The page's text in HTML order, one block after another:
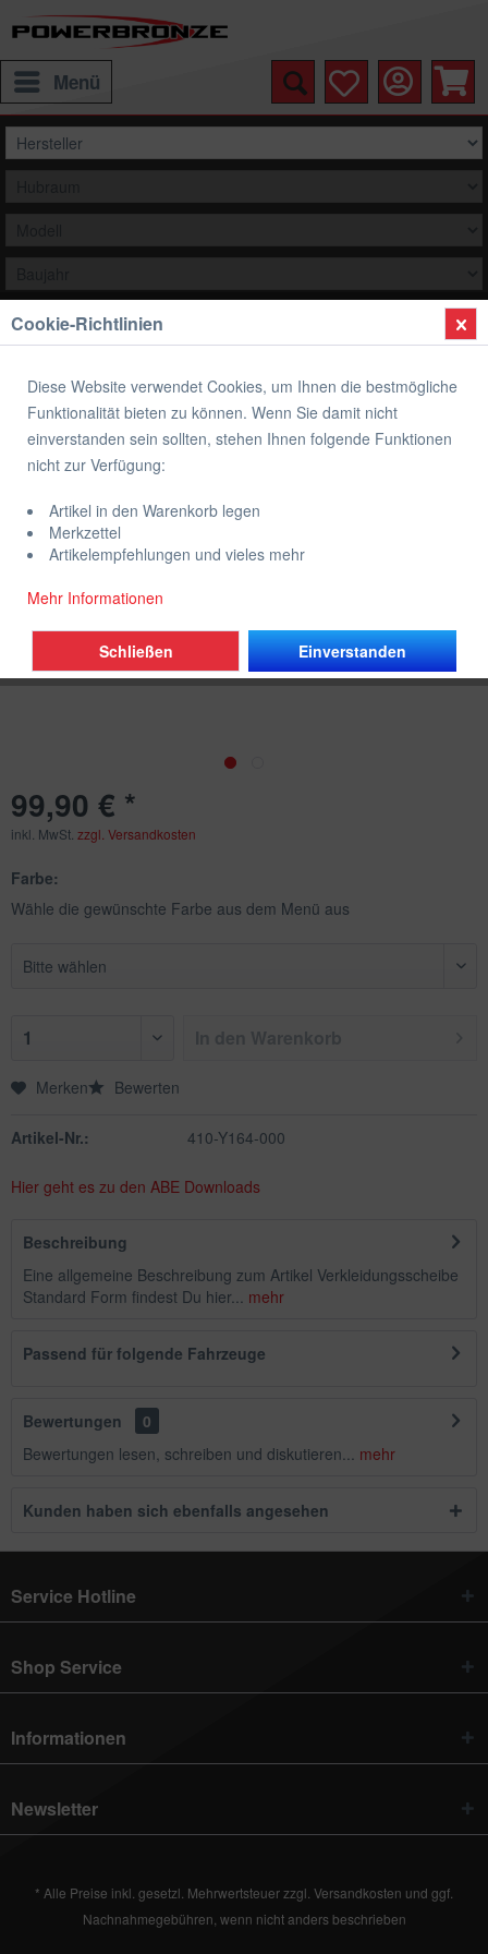
Menü
Auswählen
Übersicht Verkleidungsscheibe Standard Form
Verkleidungsscheibe Standard Form
YAMAHA MT-09 TRACER
99,90 € *
inkl. MwSt. zzgl. Versandkosten
Farbe:
Wähle die gewünschte Farbe aus dem Menü aus
Merken Bewerten
Artikel-Nr.: 410-Y164-000
Hier geht es zu den ABE Downloads
Beschreibung
Eine allgemeine Beschreibung zum Artikel Verkleidungsscheibe
Standard Form findest Du hier... mehr
Passend für folgende Fahrzeuge
Bewertungen
0
Bewertungen lesen, schreiben und diskutieren... mehr
Kunden haben sich ebenfalls angesehen
Service Hotline
Shop Service
Informationen
Newsletter
* Alle Preise inkl. gesetzl. Mehrwertsteuer zzgl. Versandkosten und ggf.
Nachnahmegebühren, wenn nicht anders beschrieben
Cookie-Richtlinien
Diese Website verwendet Cookies, um Ihnen die bestmögliche
Funktionalität bieten zu können. Wenn Sie damit nicht
einverstanden sein sollten, stehen Ihnen folgende Funktionen
nicht zur Verfügung:
Artikel in den Warenkorb legen
Merkzettel
Artikelempfehlungen und vieles mehr
Mehr Informationen
Einverstanden
Schließen